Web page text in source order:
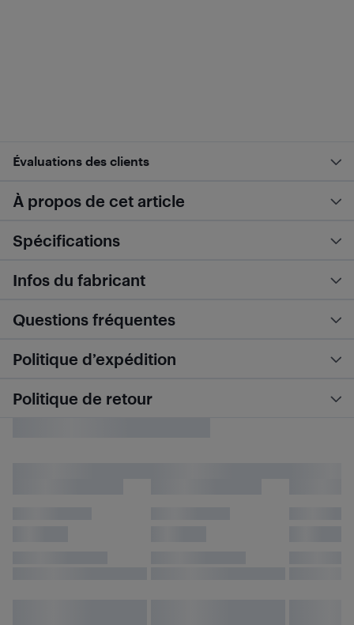
Évaluations des clients
À propos de cet article
Spécifications
Infos du fabricant
Questions fréquentes
Politique d’expédition
Politique de retour